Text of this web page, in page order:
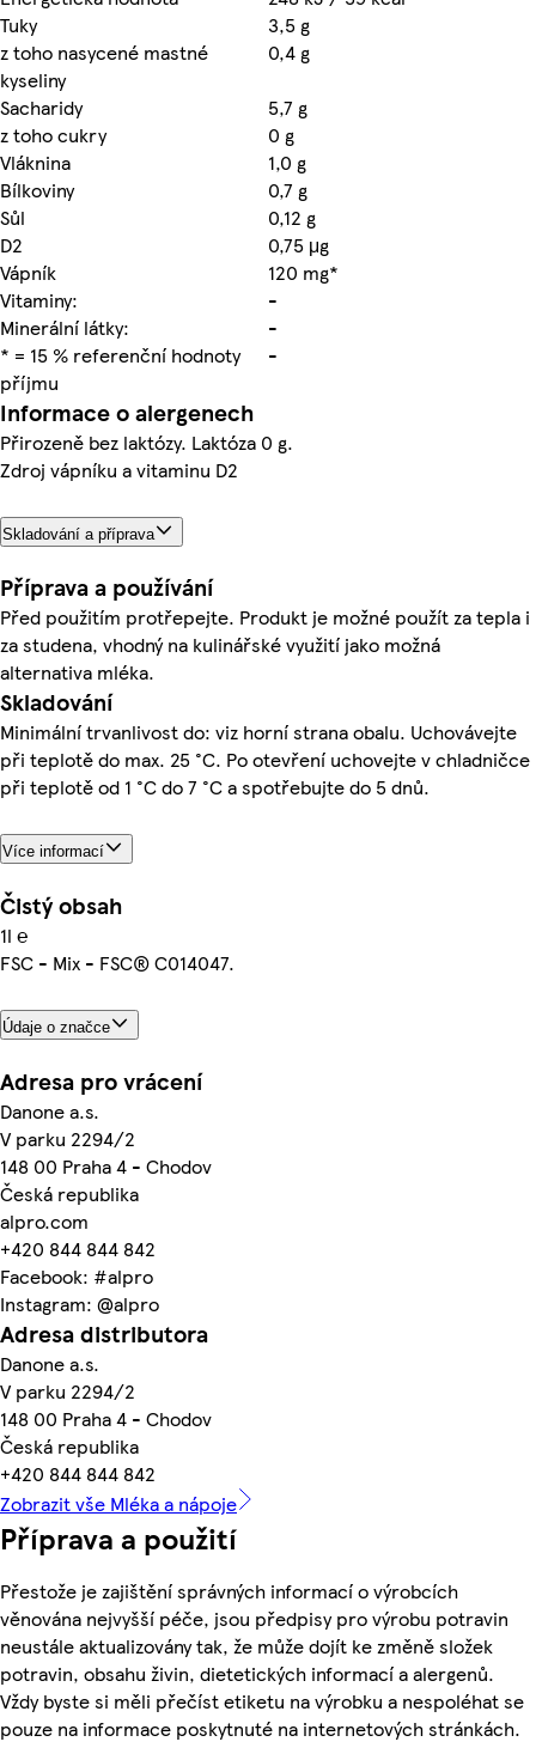
Tuky
3,5 g
z toho nasycené mastné
kyseliny
0,4 g
Sacharidy
5,7 g
z toho cukry
0 g
Vláknina
1,0 g
Bílkoviny
0,7 g
Sůl
0,12 g
D2
0,75 μg
Vápník
120 mg*
Vitaminy:
-
Minerální látky:
-
* = 15 % referenční hodnoty
příjmu
-
Informace o alergenech
Přirozeně bez laktózy. Laktóza 0 g.
Zdroj vápníku a vitaminu D2
Skladování a příprava
Příprava a používání
Před použitím protřepejte. Produkt je možné použít za tepla i
za studena, vhodný na kulinářské využití jako možná
alternativa mléka.
Skladování
Minimální trvanlivost do: viz horní strana obalu. Uchovávejte
při teplotě do max. 25 °C. Po otevření uchovejte v chladničce
při teplotě od 1 °C do 7 °C a spotřebujte do 5 dnů.
Více informací
Čistý obsah
1l ℮
FSC - Mix - FSC® C014047.
Údaje o značce
Adresa pro vrácení
Danone a.s.
V parku 2294/2
148 00 Praha 4 - Chodov
Česká republika
alpro.com
+420 844 844 842
Facebook: #alpro
Instagram: @alpro
Adresa distributora
Danone a.s.
V parku 2294/2
148 00 Praha 4 - Chodov
Česká republika
+420 844 844 842
Zobrazit vše Mléka a nápoje
Příprava a použití
Přestože je zajištění správných informací o výrobcích
věnována nejvyšší péče, jsou předpisy pro výrobu potravin
neustále aktualizovány tak, že může dojít ke změně složek
potravin, obsahu živin, dietetických informací a alergenů.
Vždy byste si měli přečíst etiketu na výrobku a nespoléhat se
pouze na informace poskytnuté na internetových stránkách.